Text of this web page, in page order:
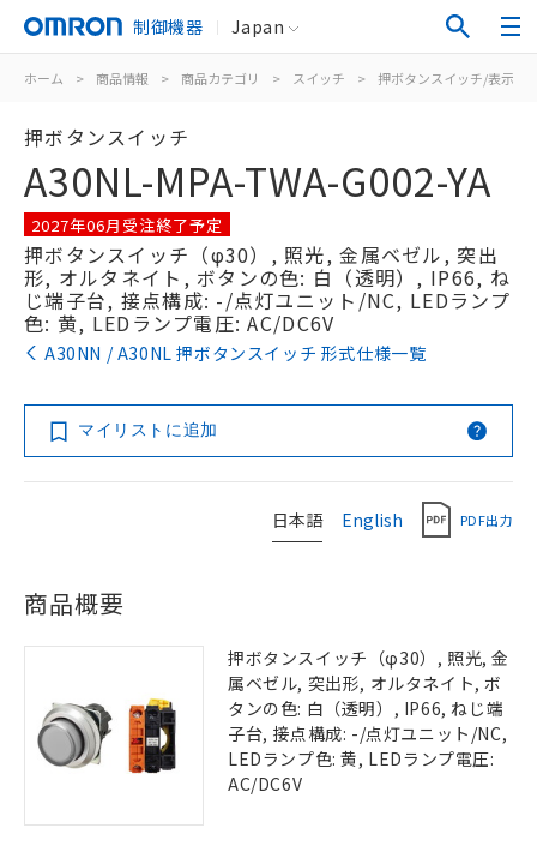
制御機器 Japan
ホーム > 商品情報 > 商品カテゴリ > スイッチ > 押ボタンスイッチ/表示灯
押ボタンスイッチ
A30NL-MPA-TWA-G002-YA
2027年06月受注終了予定
押ボタンスイッチ（φ30）, 照光, 金属ベゼル, 突出
形, オルタネイト, ボタンの色: 白（透明）, IP66, ね
じ端子台, 接点構成: -/点灯ユニット/NC, LEDランプ
色: 黄, LEDランプ電圧: AC/DC6V
A30NN / A30NL 押ボタンスイッチ 形式仕様一覧
マイリストに追加
日本語 English PDF出力
商品概要
押ボタンスイッチ（φ30）, 照光, 金
属ベゼル, 突出形, オルタネイト, ボ
タンの色: 白（透明）, IP66, ねじ端
子台, 接点構成: -/点灯ユニット/NC,
LEDランプ色: 黄, LEDランプ電圧:
AC/DC6V